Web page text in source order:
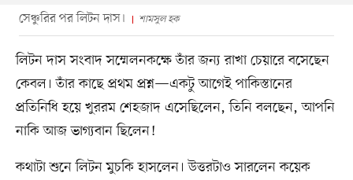
সেঞ্চুরির পর লিটন দাস। শামসুল হক
লিটন দাস সংবাদ সম্মেলনকক্ষে তাঁর জন্য রাখা চেয়ারে বসেছেন
কেবল। তাঁর কাছে প্রথম প্রশ্ন—একটু আগেই পাকিস্তানের
প্রতিনিধি হয়ে খুররম শেহজাদ এসেছিলেন, তিনি বলছেন, আপনি
নাকি আজ ভাগ্যবান ছিলেন!
কথাটা শুনে লিটন মুচকি হাসলেন। উত্তরটাও সারলেন কয়েক